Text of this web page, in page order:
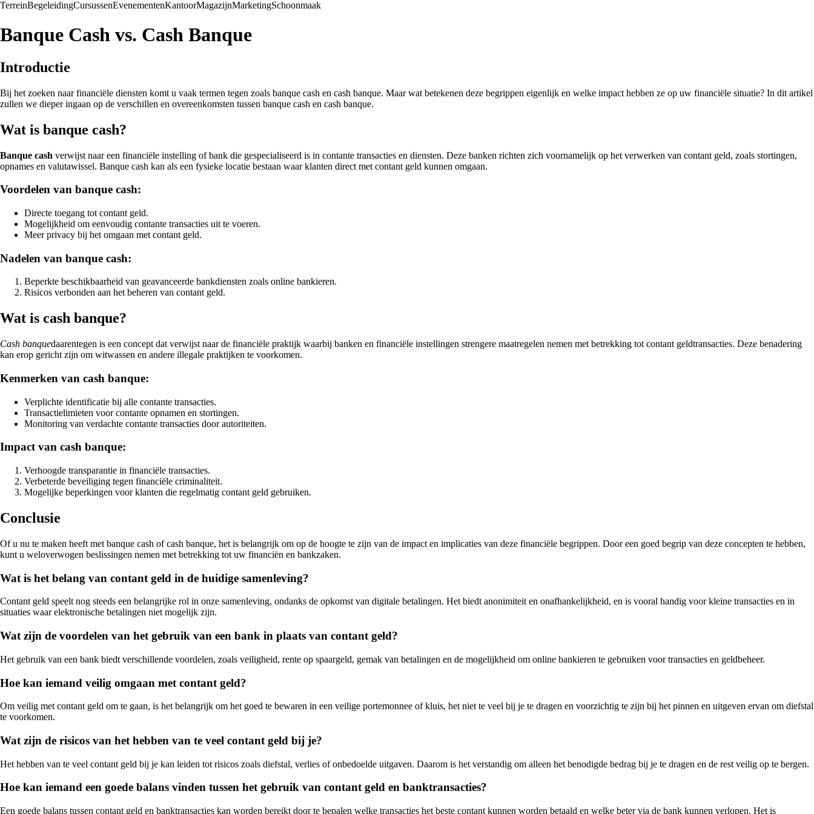
TerreinBegeleidingCursussenEvenementenKantoorMagazijnMarketingSchoonmaak
Banque Cash vs. Cash Banque
Introductie
Bij het zoeken naar financiële diensten komt u vaak termen tegen zoals banque cash en cash banque. Maar wat betekenen deze begrippen eigenlijk en welke impact hebben ze op uw financiële situatie? In dit artikel
zullen we dieper ingaan op de verschillen en overeenkomsten tussen banque cash en cash banque.
Wat is banque cash?
Banque cash verwijst naar een financiële instelling of bank die gespecialiseerd is in contante transacties en diensten. Deze banken richten zich voornamelijk op het verwerken van contant geld, zoals stortingen,
opnames en valutawissel. Banque cash kan als een fysieke locatie bestaan waar klanten direct met contant geld kunnen omgaan.
Voordelen van banque cash:
Directe toegang tot contant geld.
Mogelijkheid om eenvoudig contante transacties uit te voeren.
Meer privacy bij het omgaan met contant geld.
Nadelen van banque cash:
Beperkte beschikbaarheid van geavanceerde bankdiensten zoals online bankieren.
Risicos verbonden aan het beheren van contant geld.
Wat is cash banque?
Cash banquedaarentegen is een concept dat verwijst naar de financiële praktijk waarbij banken en financiële instellingen strengere maatregelen nemen met betrekking tot contant geldtransacties. Deze benadering
kan erop gericht zijn om witwassen en andere illegale praktijken te voorkomen.
Kenmerken van cash banque:
Verplichte identificatie bij alle contante transacties.
Transactielimieten voor contante opnamen en stortingen.
Monitoring van verdachte contante transacties door autoriteiten.
Impact van cash banque:
Verhoogde transparantie in financiële transacties.
Verbeterde beveiliging tegen financiële criminaliteit.
Mogelijke beperkingen voor klanten die regelmatig contant geld gebruiken.
Conclusie
Of u nu te maken heeft met banque cash of cash banque, het is belangrijk om op de hoogte te zijn van de impact en implicaties van deze financiële begrippen. Door een goed begrip van deze concepten te hebben,
kunt u weloverwogen beslissingen nemen met betrekking tot uw financiën en bankzaken.
Wat is het belang van contant geld in de huidige samenleving?
Contant geld speelt nog steeds een belangrijke rol in onze samenleving, ondanks de opkomst van digitale betalingen. Het biedt anonimiteit en onafhankelijkheid, en is vooral handig voor kleine transacties en in
situaties waar elektronische betalingen niet mogelijk zijn.
Wat zijn de voordelen van het gebruik van een bank in plaats van contant geld?
Het gebruik van een bank biedt verschillende voordelen, zoals veiligheid, rente op spaargeld, gemak van betalingen en de mogelijkheid om online bankieren te gebruiken voor transacties en geldbeheer.
Hoe kan iemand veilig omgaan met contant geld?
Om veilig met contant geld om te gaan, is het belangrijk om het goed te bewaren in een veilige portemonnee of kluis, het niet te veel bij je te dragen en voorzichtig te zijn bij het pinnen en uitgeven ervan om diefstal
te voorkomen.
Wat zijn de risicos van het hebben van te veel contant geld bij je?
Het hebben van te veel contant geld bij je kan leiden tot risicos zoals diefstal, verlies of onbedoelde uitgaven. Daarom is het verstandig om alleen het benodigde bedrag bij je te dragen en de rest veilig op te bergen.
Hoe kan iemand een goede balans vinden tussen het gebruik van contant geld en banktransacties?
Een goede balans tussen contant geld en banktransacties kan worden bereikt door te bepalen welke transacties het beste contant kunnen worden betaald en welke beter via de bank kunnen verlopen. Het is